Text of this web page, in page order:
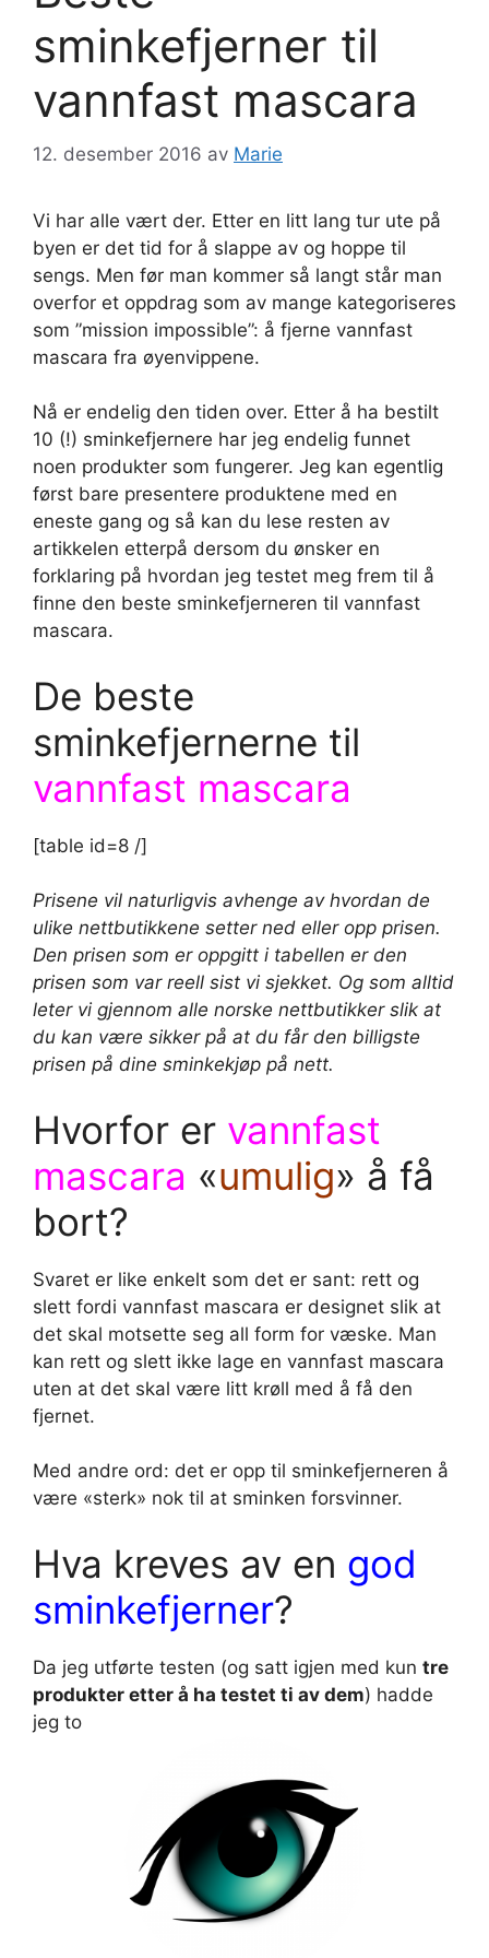
sminkefjerner til
vannfast mascara
12. desember 2016 av Marie
Vi har alle vært der. Etter en litt lang tur ute på
byen er det tid for å slappe av og hoppe til
sengs. Men før man kommer så langt står man
overfor et oppdrag som av mange kategoriseres
som ”mission impossible”: å fjerne vannfast
mascara fra øyenvippene.
Nå er endelig den tiden over. Etter å ha bestilt
10 (!) sminkefjernere har jeg endelig funnet
noen produkter som fungerer. Jeg kan egentlig
først bare presentere produktene med en
eneste gang og så kan du lese resten av
artikkelen etterpå dersom du ønsker en
forklaring på hvordan jeg testet meg frem til å
finne den beste sminkefjerneren til vannfast
mascara.
De beste
sminkefjernerne til
vannfast mascara
[table id=8 /]
Prisene vil naturligvis avhenge av hvordan de
ulike nettbutikkene setter ned eller opp prisen.
Den prisen som er oppgitt i tabellen er den
prisen som var reell sist vi sjekket. Og som alltid
leter vi gjennom alle norske nettbutikker slik at
du kan være sikker på at du får den billigste
prisen på dine sminkekjøp på nett.
Hvorfor er vannfast
mascara «umulig» å få
bort?
Svaret er like enkelt som det er sant: rett og
slett fordi vannfast mascara er designet slik at
det skal motsette seg all form for væske. Man
kan rett og slett ikke lage en vannfast mascara
uten at det skal være litt krøll med å få den
fjernet.
Med andre ord: det er opp til sminkefjerneren å
være «sterk» nok til at sminken forsvinner.
Hva kreves av en god
sminkefjerner?
Da jeg utførte testen (og satt igjen med kun tre
produkter etter å ha testet ti av dem) hadde
jeg to